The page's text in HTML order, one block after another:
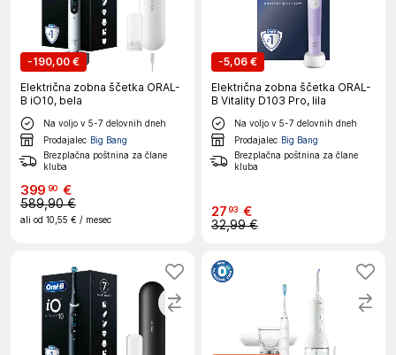
-190,00 €
Električna zobna ščetka ORAL-
B iO10, bela
Na voljo v 5-7 delovnih dneh
Prodajalec Big Bang
Brezplačna poštnina za člane
kluba
399 90 €
589,90 €
ali od 10,55 € / mesec
-5,06 €
Električna zobna ščetka ORAL-
B Vitality D103 Pro, lila
Na voljo v 5-7 delovnih dneh
Prodajalec Big Bang
Brezplačna poštnina za člane
kluba
2793 €
32,99 €